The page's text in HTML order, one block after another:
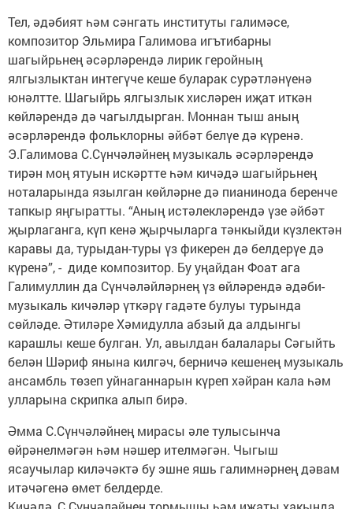
Тел, әдәбият һәм сәнгать институты галимәсе,
композитор Эльмира Галимова игътибарны
шагыйрьнең әсәрләрендә лирик геройның
ялгызлыктан интегүче кеше буларак сурәтләнүенә
юнәлтте. Шагыйрь ялгызлык хисләрен иҗат иткән
көйләрендә дә чагылдырган. Моннан тыш аның
әсәрләрендә фольклорны әйбәт белүе дә күренә.
Э.Галимова С.Сүнчәләйнең музыкаль әсәрләрендә
тирән моң ятуын искәртте һәм кичәдә шагыйрьнең
ноталарында язылган көйләрне дә пианинода беренче
тапкыр яңгыратты. “Аның истәлекләрендә үзе әйбәт
җырлаганга, күп кенә җырчыларга тәнкыйди күзлектән
каравы да, турыдан-туры үз фикерен дә белдерүе дә
күренә”, - диде композитор. Бу уңайдан Фоат ага
Галимуллин да Сүнчәләйләрнең үз өйләрендә әдәби-
музыкаль кичәләр үткәрү гадәте булуы турында
сөйләде. Әтиләре Хәмидулла абзый да алдынгы
карашлы кеше булган. Ул, авылдан балалары Сәгыйть
белән Шәриф янына килгәч, берничә кешенең музыкаль
ансамбль төзеп уйнаганнарын күреп хәйран кала һәм
улларына скрипка алып бирә.
Әмма С.Сүнчәләйнең мирасы әле тулысынча
өйрәнелмәгән һәм нәшер ителмәгән. Чыгыш
ясаучылар киләчәктә бу эшне яшь галимнәрнең дәвам
итәчәгенә өмет белдерде.